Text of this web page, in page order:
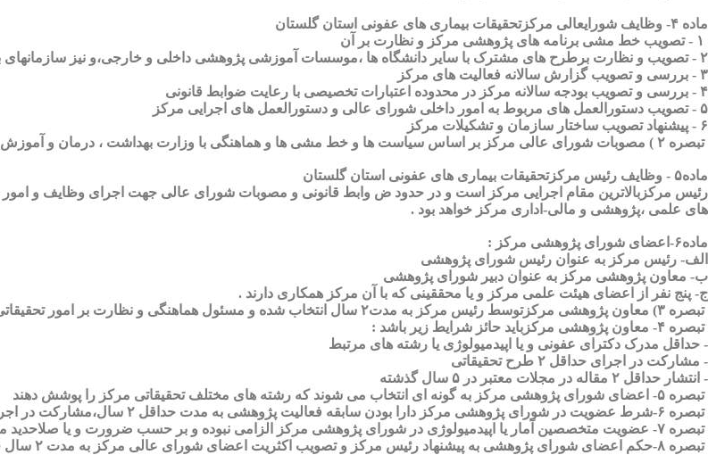
ماده ۴- وظایف شورایعالی مرکزتحقیقات بیماری های عفونی استان گلستان
۲ - تصویب و نظارت برطرح های مشترک با سایر دانشگاه ها ،موسسات آموزشی پژوهشی داخلی و خارجی،و نیز سازمانهای بین المللی مطابق مقررات و ضوابط مربوطه
۳ - بررسی و تصویب گزارش سالانه فعالیت های مرکز
۴ - بررسی و تصویب بودجه سالانه مرکز در محدوده اعتبارات تخصیصی با رعایت ضوابط قانونی
۵ - تصویب دستورالعمل های مربوط به امور داخلی شورای عالی و دستورالعمل های اجرایی مرکز
۶ - پیشنهاد تصویب ساختار سازمان و تشکیلات مرکز
تبصره ۲ ) مصوبات شورای عالی مرکز بر اساس سیاست ها و خط مشی ها و هماهنگی با وزارت بهداشت ، درمان و آموزش پزشکی خواهد بود .
ماده۵ - وظایف رئیس مرکزتحقیقات بیماری های عفونی استان گلستان
رئیس مرکزبالاترین مقام اجرایی مرکز است و در حدود ض وابط قانونی و مصوبات شورای عالی جهت اجرای وظایف و
های علمی ،پژوهشی و مالی-اداری مرکز خواهد بود .
ماده۶-اعضای شورای پژوهشی مرکز :
الف- رئیس مرکز به عنوان رئیس شورای پژوهشی
ب- معاون پژوهشی مرکز به عنوان دبیر شورای پژوهشی
ج- پنج نفر از اعضای هیئت علمی مرکز و یا محققینی که با آن مرکز همکاری دارند .
تبصره ۳) معاون پژوهشی مرکزتوسط رئیس مرکز به مدت۲ سال انتخاب شده و مسئول هماهنگی و نظارت بر امور تحقیقاتی و بخش های پژوهشی خواهد بود .
تبصره ۴- معاون پژوهشی مرکزباید حائز شرایط زیر باشد :
- حداقل مدرک دکترای عفونی و یا اپیدمیولوژی یا رشته های مرتبط
- مشارکت در اجرای حداقل ۲ طرح تحقیقاتی
- انتشار حداقل ۲ مقاله در مجلات معتبر در ۵ سال گذشته
تبصره ۵- اعضای شورای پژوهشی مرکز به گونه ای انتخاب می شوند که رشته های مختلف تحقیقاتی مرکز را پوشش دهند
تبصره ۶-شرط عضویت در شورای پژوهشی مرکز دارا بودن سابقه فعالیت پژوهشی به مدت حداقل ۲ سال،مشارکت در اجرای حداقل یک طرح تحقیقاتی و انتشار حداقل ۱ مقاله در مجلات معتبر می باشد
تبصره ۷- عضویت متخصصین آمار یا اپیدمیولوژی در شورای پژوهشی مرکز الزامی نبوده و بر حسب ضرورت و یا صلاحدید معاون پژوهشی مرکز از ایشان برای شرکت در جلسات دعوت به عمل می آید .
تبصره ۸-حکم اعضای شورای پژوهشی به پیشنهاد رئیس مرکز و تصویب اکثریت اعضای شورای عالی مرکز به مدت ۲ سال خواهد بود .